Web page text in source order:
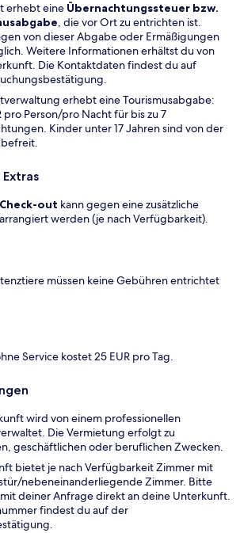
erhebt eine Übernachtungssteuer bzw.
, die vor Ort zu entrichten ist.
von dieser Abgabe oder Ermäßigungen
Weitere Informationen erhältst du von
Die Kontaktdaten findest du auf
erhebt eine Tourismusabgabe:
pro Person/pro Nacht für bis zu 7
Kinder unter 17 Jahren sind von der
out kann gegen eine zusätzliche
werden (je nach Verfügbarkeit).
müssen keine Gebühren entrichtet
Service kostet 25 EUR pro Tag.
wird von einem professionellen
Die Vermietung erfolgt zu
geschäftlichen oder beruflichen Zwecken.
bietet je nach Verfügbarkeit Zimmer mit
nebeneinanderliegende Zimmer. Bitte
deiner Anfrage direkt an deine Unterkunft.
findest du auf der